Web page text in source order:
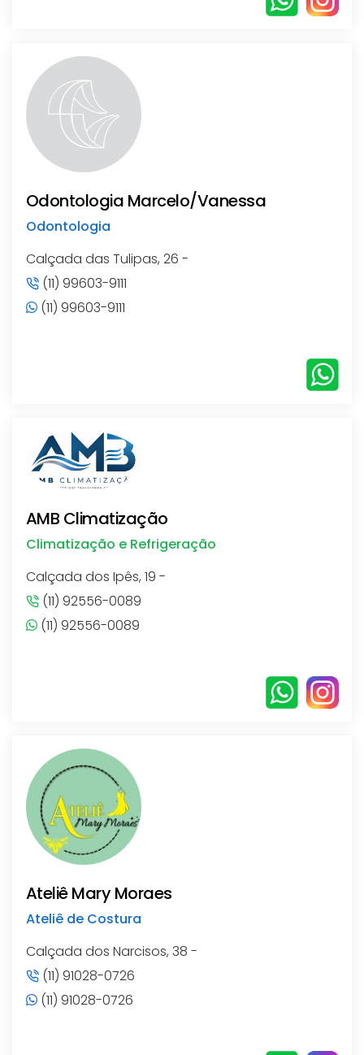
Odontologia Marcelo/Vanessa
Odontologia
Calçada das Tulipas, 26 -
(11) 99603-9111
(11) 99603-9111
AMB Climatização
Climatização e Refrigeração
Calçada dos Ipês, 19 -
(11) 92556-0089
(11) 92556-0089
Ateliê Mary Moraes
Ateliê de Costura
Calçada dos Narcisos, 38 -
(11) 91028-0726
(11) 91028-0726